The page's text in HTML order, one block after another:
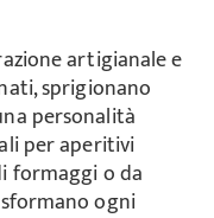
artigianale e
sprigionano
personalità
per aperitivi
formaggi o da
ogni